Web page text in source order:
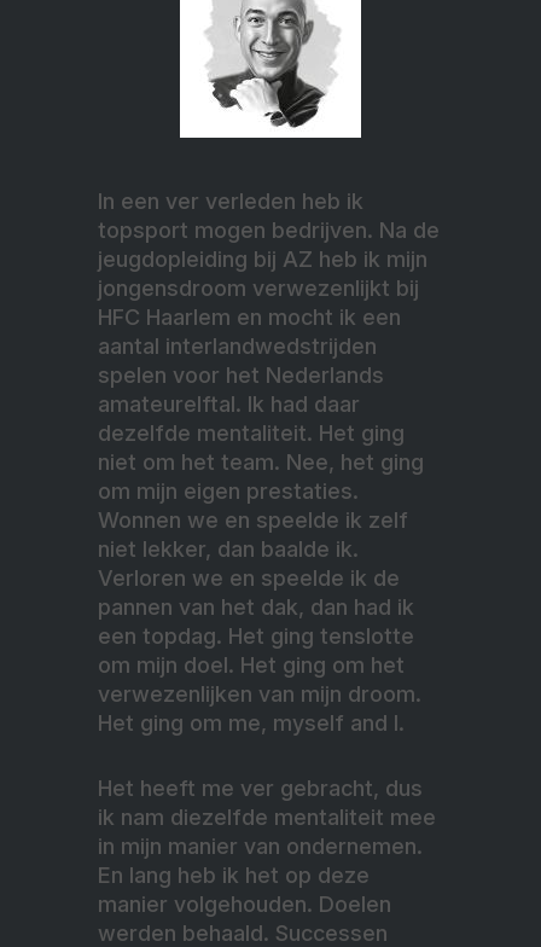
In een ver verleden heb ik
topsport mogen bedrijven. Na de
jeugdopleiding bij AZ heb ik mijn
jongensdroom verwezenlijkt bij
HFC Haarlem en mocht ik een
aantal interlandwedstrijden
spelen voor het Nederlands
amateurelftal. Ik had daar
dezelfde mentaliteit. Het ging
niet om het team. Nee, het ging
om mijn eigen prestaties.
Wonnen we en speelde ik zelf
niet lekker, dan baalde ik.
Verloren we en speelde ik de
pannen van het dak, dan had ik
een topdag. Het ging tenslotte
om mijn doel. Het ging om het
verwezenlijken van mijn droom.
Het ging om me, myself and I.
Het heeft me ver gebracht, dus
ik nam diezelfde mentaliteit mee
in mijn manier van ondernemen.
En lang heb ik het op deze
manier volgehouden. Doelen
werden behaald. Successen